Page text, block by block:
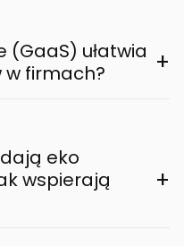
(GaaS) ułatwia
firmach?
+
eko
wspierają
+